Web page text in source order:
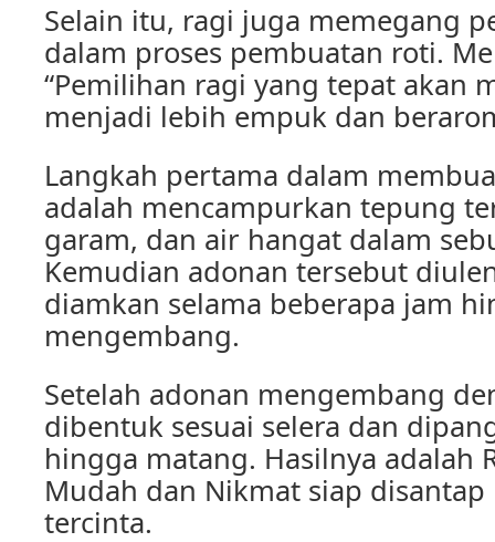
Selain itu, ragi juga memegang
dalam proses pembuatan roti.
“Pemilihan ragi yang tepat akan
menjadi lebih empuk dan
Langkah pertama dalam
adalah mencampurkan tepung
garam, dan air hangat dalam
Kemudian adonan tersebut
diamkan selama beberapa jam
mengembang.
Setelah adonan mengembang
dibentuk sesuai selera dan
hingga matang. Hasilnya adalah
Mudah dan Nikmat siap
tercinta.